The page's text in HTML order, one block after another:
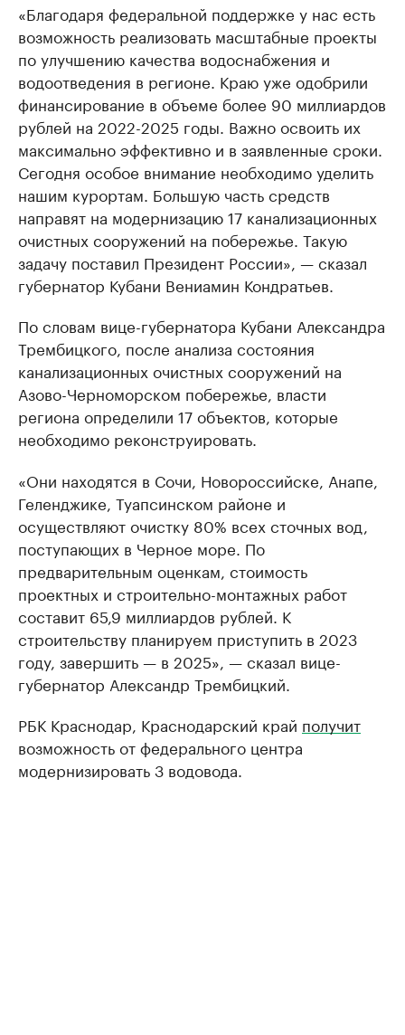
«Благодаря федеральной поддержке у нас есть
возможность реализовать масштабные проекты
по улучшению качества водоснабжения и
водоотведения в регионе. Краю уже одобрили
финансирование в объеме более 90 миллиардов
рублей на 2022-2025 годы. Важно освоить их
максимально эффективно и в заявленные сроки.
Сегодня особое внимание необходимо уделить
нашим курортам. Большую часть средств
направят на модернизацию 17 канализационных
очистных сооружений на побережье. Такую
задачу поставил Президент России», — сказал
губернатор Кубани Вениамин Кондратьев.
По словам вице-губернатора Кубани Александра
Трембицкого, после анализа состояния
канализационных очистных сооружений на
Азово-Черноморском побережье, власти
региона определили 17 объектов, которые
необходимо реконструировать.
«Они находятся в Сочи, Новороссийске, Анапе,
Геленджике, Туапсинском районе и
осуществляют очистку 80% всех сточных вод,
поступающих в Черное море. По
предварительным оценкам, стоимость
проектных и строительно-монтажных работ
составит 65,9 миллиардов рублей. К
строительству планируем приступить в 2023
году, завершить — в 2025», — сказал вице-
губернатор Александр Трембицкий.
РБК Краснодар, Краснодарский край получит
возможность от федерального центра
модернизировать 3 водовода.